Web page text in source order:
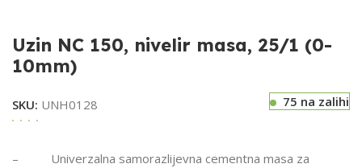
Uzin NC 150, nivelir masa, 25/1 (0-
10mm)
SKU: UNH0128 75 na zalihi
– Univerzalna samorazlijevna cementna masa za